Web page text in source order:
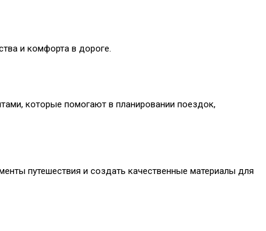
и комфорта в дороге.
которые помогают в планировании поездок,
путешествия и создать качественные материалы для